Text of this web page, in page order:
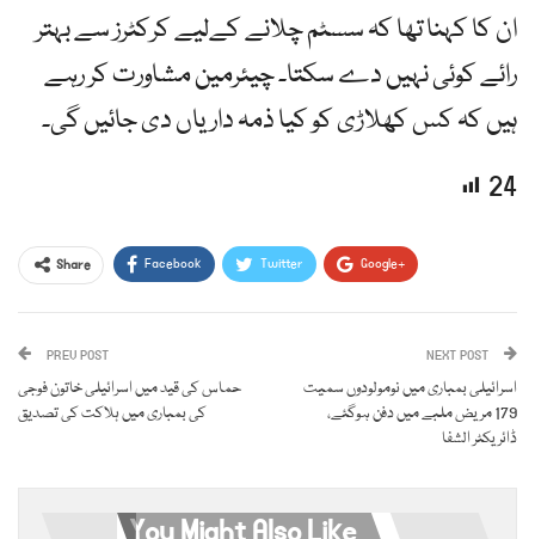
ان کا کہنا تھا کہ سسٹم چلانے کےلیے کرکٹرز سے بہتر
رائے کوئی نہیں دے سکتا۔ چیئرمین مشاورت کر رہے
ہیں کہ کس کھلاڑی کو کیا ذمہ داریاں دی جائیں گی۔
24
Share Facebook Twitter Google+
Email
PREV POST
حماس کی قید میں اسرائیلی خاتون فوجی
کی بمباری میں ہلاکت کی تصدیق
NEXT POST
اسرائیلی بمباری میں نومولودوں سمیت
179 مریض ملبے میں دفن ہوگئے،
ڈائریکٹر الشفا